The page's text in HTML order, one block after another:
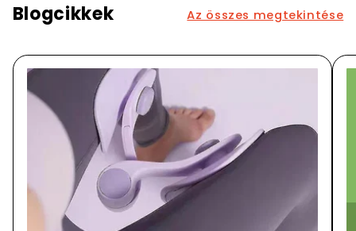
Blogcikkek Az összes megtekintése